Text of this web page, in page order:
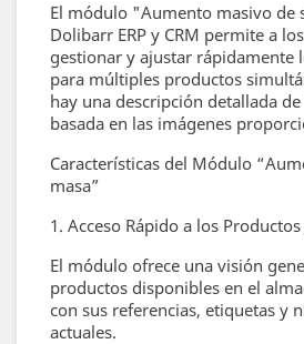
El módulo "Aumento masivo de
Dolibarr ERP y CRM permite a
gestionar y ajustar rápidamente
para múltiples productos
hay una descripción detallada
basada en las imágenes
Características del Módulo
masa”
1. Acceso Rápido a los
El módulo ofrece una visión
productos disponibles en el
con sus referencias, etiquetas y
actuales.